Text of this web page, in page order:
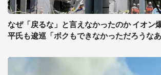
なぜ「戻るな」と言えなかったのか イオン
平氏も逡巡「ボクもできなかっただろうなあ